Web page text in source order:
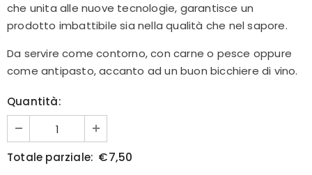
che unita alle nuove tecnologie, garantisce un
prodotto imbattibile sia nella qualità che nel sapore.
Da servire come contorno, con carne o pesce oppure
come antipasto, accanto ad un buon bicchiere di vino.
Quantità:
Totale parziale: €7,50